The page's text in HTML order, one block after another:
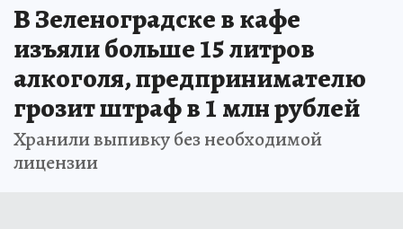
В Зеленоградске в кафе
изъяли больше 15 литров
алкоголя, предпринимателю
грозит штраф в 1 млн рублей
Хранили выпивку без необходимой
лицензии